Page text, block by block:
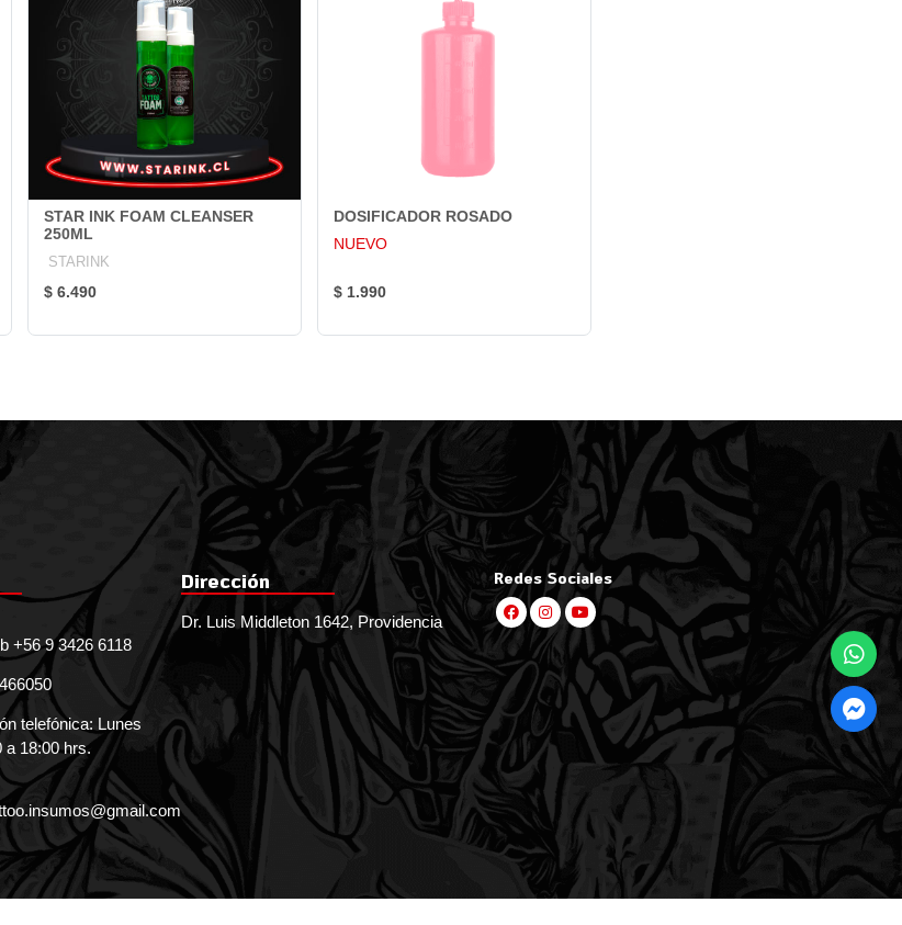
STAR INK FOAM CLEANSER
250ML
STARINK
$ 6.490
DOSIFICADOR ROSADO
NUEVO
$ 1.990
+56 9 3426 6118
telefónica: Lunes
a 18:00 hrs.
Dirección
Dr. Luis Middleton 1642, Providencia
Redes Sociales